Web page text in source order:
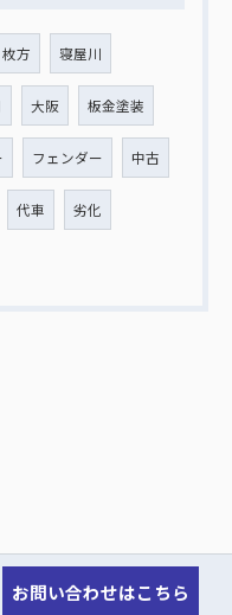
枚方 寝屋川
大阪 板金塗装
フェンダー 中古
代車 劣化
お問い合わせはこちら